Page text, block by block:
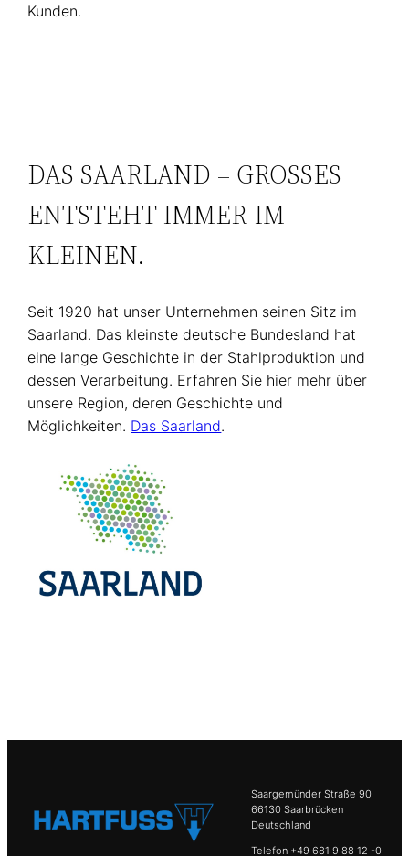
Kunden.
DAS SAARLAND – GROSSES E
NTSTEHT IMMER IM K
LEINEN.
Seit 1920 hat unser Unternehmen seinen Sitz im
Saarland. Das kleinste deutsche Bundesland hat
eine lange Geschichte in der Stahlproduktion und
dessen Verarbeitung. Erfahren Sie hier mehr über
unsere Region, deren Geschichte und
Möglichkeiten. Das Saarland.
Saargemünder Straße 90
66130 Saarbrücken
Deutschland
Telefon +49 681 9 88 12 -0